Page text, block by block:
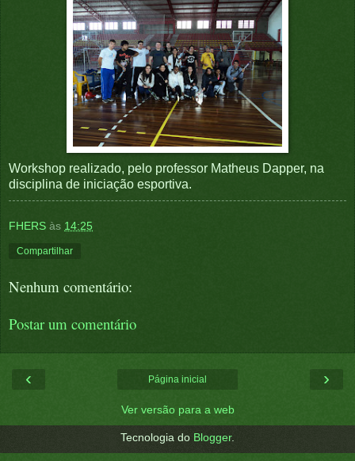
Workshop realizado, pelo professor Matheus Dapper, na
disciplina de iniciação esportiva.
FHERS às 14:25
Compartilhar
Nenhum comentário:
Postar um comentário
‹ ›
Página inicial
Ver versão para a web
Tecnologia do Blogger.